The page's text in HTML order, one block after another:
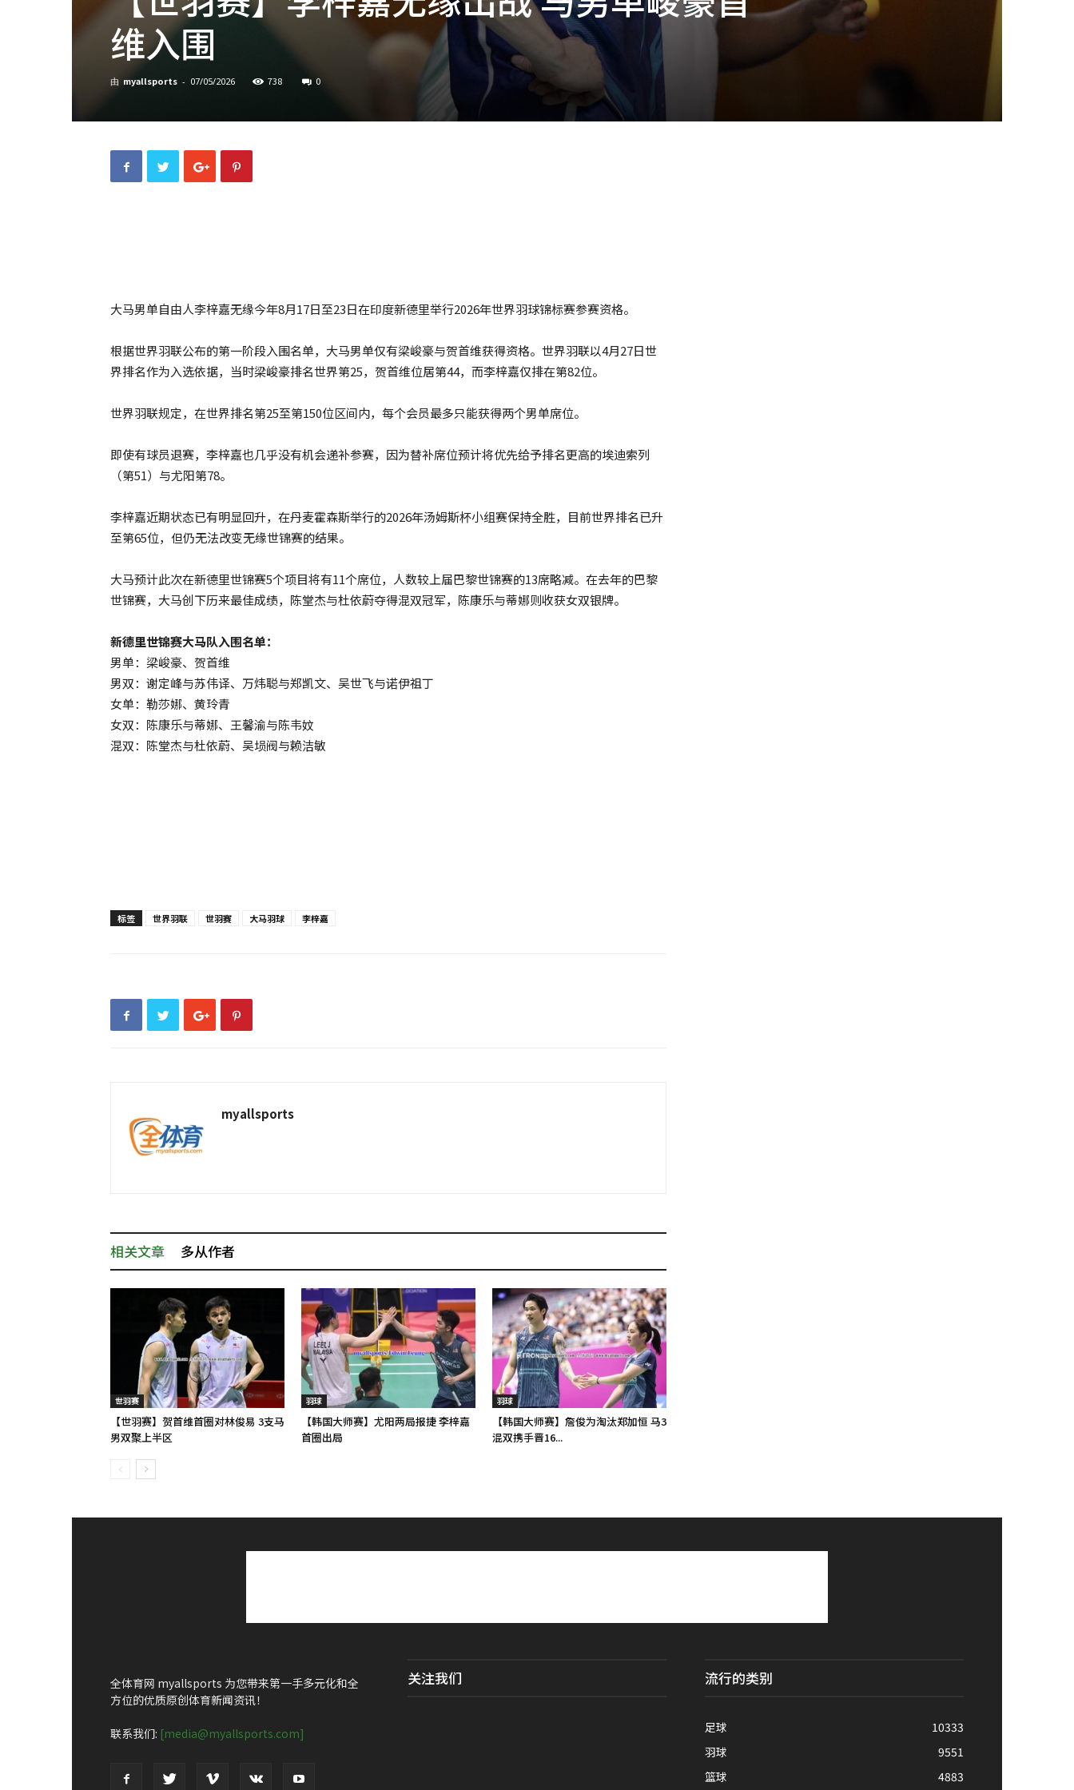
维入围
由 myallsports - 07/05/2026 738 0
大马男单自由人李梓嘉无缘今年8月17日至23日在印度新德里举行2026年世界羽球锦标赛参赛资格。
根据世界羽联公布的第一阶段入围名单，大马男单仅有梁峻豪与贺首维获得资格。世界羽联以4月27日世
界排名作为入选依据，当时梁峻豪排名世界第25，贺首维位居第44，而李梓嘉仅排在第82位。
世界羽联规定，在世界排名第25至第150位区间内，每个会员最多只能获得两个男单席位。
即使有球员退赛，李梓嘉也几乎没有机会递补参赛，因为替补席位预计将优先给予排名更高的埃迪索列
（第51）与尤阳第78。
李梓嘉近期状态已有明显回升，在丹麦霍森斯举行的2026年汤姆斯杯小组赛保持全胜，目前世界排名已升
至第65位，但仍无法改变无缘世锦赛的结果。
大马预计此次在新德里世锦赛5个项目将有11个席位，人数较上届巴黎世锦赛的13席略减。在去年的巴黎
世锦赛，大马创下历来最佳成绩，陈堂杰与杜依蔚夺得混双冠军，陈康乐与蒂娜则收获女双银牌。
新德里世锦赛大马队入围名单：
男单：梁峻豪、贺首维
男双：谢定峰与苏伟译、万炜聪与郑凯文、吴世飞与诺伊祖丁
女单：勒莎娜、黄玲青
女双：陈康乐与蒂娜、王馨渝与陈韦妏
混双：陈堂杰与杜依蔚、吴埙阀与赖洁敏
标签 世界羽联 世羽赛 大马羽球 李梓嘉
myallsports
相关文章 多从作者
世羽赛
【世羽赛】贺首维首圈对林俊易 3支马
男双聚上半区
羽球
【韩国大师赛】尤阳两局报捷 李梓嘉
首圈出局
羽球
【韩国大师赛】詹俊为淘汰郑加恒 马3
混双携手晋16...
全体育网 myallsports 为您带来第一手多元化和全
方位的优质原创体育新闻资讯！
联系我们: [media@myallsports.com]
关注我们 流行的类别
足球
10333
羽球
9551
篮球
4883